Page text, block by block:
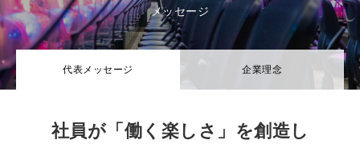
メッセージ
代表メッセージ 企業理念
社員が「働く楽しさ」を創造し